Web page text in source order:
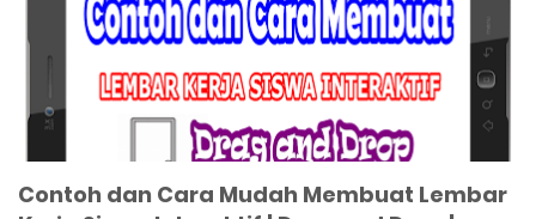
Seret dan Lepas
Tutorial Cara Membuat LKS Interaktif Drag and Drop
Contoh dan Cara Mudah Membuat Lembar